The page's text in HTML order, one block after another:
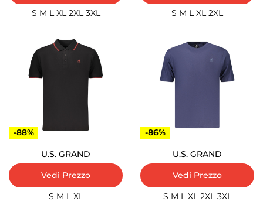
S M L XL 2XL 3XL S M L XL 2XL
-88%
U.S. GRAND
Vedi Prezzo
S M L XL
-86%
U.S. GRAND
Vedi Prezzo
S M L XL 2XL 3XL